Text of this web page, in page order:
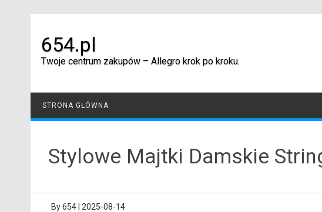
654.pl
Twoje centrum zakupów – Allegro krok po kroku.
STRONA GŁÓWNA
Stylowe Majtki Damskie
By654 2025-08-14